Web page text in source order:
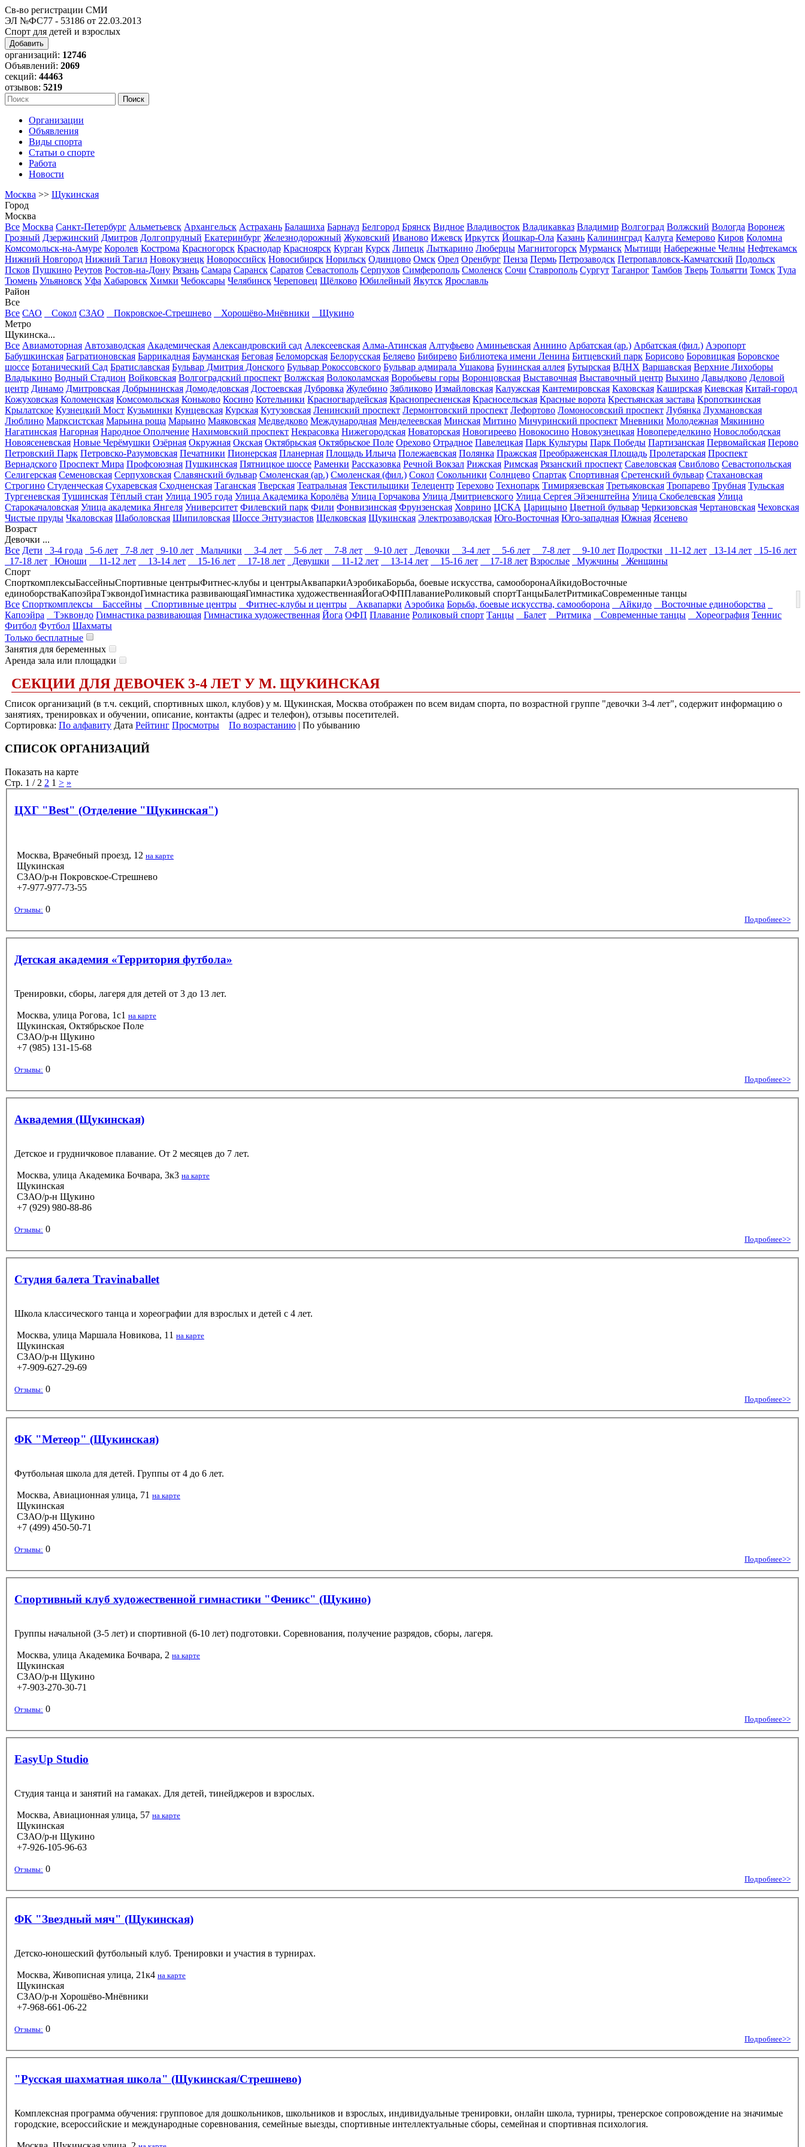
Св-во регистрации СМИ
ЭЛ №ФС77 - 53186 от 22.03.2013
Спорт для детей и взрослых
Добавить
организаций: 12746
Объявлений: 2069
секций: 44463
отзывов: 5219
Организации
Объявления
Виды спорта
Статьи о спорте
Работа
Новости
Москва >> Щукинская
Город
Москва
Все Москва Санкт-Петербург Альметьевск Архангельск Астрахань Балашиха Барнаул Белгород Брянск Видное Владивосток Владикавказ Владимир Волгоград Волжский Вологда Воронеж
Грозный Дзержинский Дмитров Долгопрудный Екатеринбург Железнодорожный Жуковский Иваново Ижевск Иркутск Йошкар-Ола Казань Калининград Калуга Кемерово Киров Коломна
Комсомольск-на-Амуре Королев Кострома Красногорск Краснодар Красноярск Курган Курск Липецк Лыткарино Люберцы Магнитогорск Мурманск Мытищи Набережные Челны Нефтекамск
Нижний Новгород Нижний Тагил Новокузнецк Новороссийск Новосибирск Норильск Одинцово Омск Орел Оренбург Пенза Пермь Петрозаводск Петропавловск-Камчатский Подольск
Псков Пушкино Реутов Ростов-на-Дону Рязань Самара Саранск Саратов Севастополь Серпухов Симферополь Смоленск Сочи Ставрополь Сургут Таганрог Тамбов Тверь Тольятти Томск Тула
Тюмень Ульяновск Уфа Хабаровск Химки Чебоксары Челябинск Череповец Щёлково Юбилейный Якутск Ярославль
Район
Все
Все САО Сокол СЗАО Покровское-Стрешнево Хорошёво-Мнёвники
Щукино
Метро
Щукинска...
Все Авиамоторная Автозаводская Академическая Александровский сад Алексеевская Алма-Атинская Алтуфьево Аминьевская Аннино Арбатская (ар.) Арбатская (фил.) Аэропорт
Бабушкинская Багратионовская Баррикадная Бауманская Беговая Беломорская Белорусская Беляево Бибирево Библиотека имени Ленина Битцевский парк Борисово Боровицкая Боровское
шоссе Ботанический Сад Братиславская Бульвар Дмитрия Донского Бульвар Рокоссовского Бульвар адмирала Ушакова Бунинская аллея Бутырская ВДНХ Варшавская Верхние Лихоборы
Владыкино Водный Стадион Войковская Волгоградский проспект Волжская Волоколамская Воробьевы горы Воронцовская Выставочная Выставочный центр Выхино Давыдково Деловой
центр Динамо Дмитровская Добрынинская Домодедовская Достоевская Дубровка Жулебино Зябликово Измайловская Калужская Кантемировская Каховская Каширская Киевская Китай-город
Кожуховская Коломенская Комсомольская Коньково Косино Котельники Красногвардейская Краснопресненская Красносельская Красные ворота Крестьянская застава Кропоткинская
Крылатское Кузнецкий Мост Кузьминки Кунцевская Курская Кутузовская Ленинский проспект Лермонтовский проспект Лефортово Ломоносовский проспект Лубянка Лухмановская
Люблино Марксистская Марьина роща Марьино Маяковская Медведково Международная Менделеевская Минская Митино Мичуринский проспект Мневники Молодежная Мякинино
Нагатинская Нагорная Народное Ополчение Нахимовский проспект Некрасовка Нижегородская Новаторская Новогиреево Новокосино Новокузнецкая Новопеределкино Новослободская
Новоясеневская Новые Черёмушки Озёрная Окружная Окская Октябрьская Октябрьское Поле Орехово Отрадное Павелецкая Парк Культуры Парк Победы Партизанская Первомайская Перово
Петровский Парк Петровско-Разумовская Печатники Пионерская Планерная Площадь Ильича Полежаевская Полянка Пражская Преображенская Площадь Пролетарская Проспект
Вернадского Проспект Мира Профсоюзная Пушкинская Пятницкое шоссе Раменки Рассказовка Речной Вокзал Рижская Римская Рязанский проспект Савеловская Свиблово Севастопольская
Селигерская Семеновская Серпуховская Славянский бульвар Смоленская (ар.) Смоленская (фил.) Сокол Сокольники Солнцево Спартак Спортивная Сретенский бульвар Стахановская
Строгино Студенческая Сухаревская Сходненская Таганская Тверская Театральная Текстильщики Телецентр Терехово Технопарк Тимирязевская Третьяковская Тропарево Трубная Тульская
Тургеневская Тушинская Тёплый стан Улица 1905 года Улица Академика Королёва Улица Горчакова Улица Дмитриевского Улица Сергея Эйзенштейна Улица Скобелевская Улица
Старокачаловская Улица академика Янгеля Университет Филевский парк Фили Фонвизинская Фрунзенская Ховрино ЦСКА Царицыно Цветной бульвар Черкизовская Чертановская Чеховская
Чистые пруды Чкаловская Шаболовская Шипиловская Шоссе Энтузиастов Щелковская Щукинская Электрозаводская Юго-Восточная Юго-западная Южная Ясенево
Возраст
Девочки ...
Все Дети 3-4 года 5-6 лет 7-8 лет 9-10 лет Мальчики 3-4 лет 5-6 лет 7-8 лет 9-10 лет Девочки 3-4 лет 5-6 лет 7-8 лет 9-10 лет Подростки 11-12 лет 13-14 лет
15-16 лет
17-18 лет
Юноши 11-12 лет 13-14 лет 15-16 лет 17-18 лет Девушки 11-12 лет 13-14 лет 15-16 лет 17-18 лет Взрослые Мужчины
Женщины
Спорт
СпорткомплексыБассейныСпортивные центрыФитнес-клубы и центрыАквапаркиАэробикаБорьба, боевые искусства, самооборонаАйкидоВосточные
единоборстваКапоэйраТэквондоГимнастика развивающаяГимнастика художественнаяЙогаОФППлаваниеРоликовый спортТанцыБалетРитмикаСовременные танцы
Все Спорткомплексы Бассейны Спортивные центры Фитнес-клубы и центры Аквапарки Аэробика Борьба, боевые искусства, самооборона Айкидо
Восточные единоборства
Капоэйра
Тэквондо Гимнастика развивающая Гимнастика художественная Йога ОФП Плавание Роликовый спорт Танцы Балет Ритмика Современные танцы Хореография Теннис
Фитбол Футбол Шахматы
Только бесплатные
Занятия для беременных
Аренда зала или площадки
СЕКЦИИ ДЛЯ ДЕВОЧЕК 3-4 ЛЕТ У М. ЩУКИНСКАЯ
Список организаций (в т.ч. секций, спортивных школ, клубов) у м. Щукинская, Москва отображен по всем видам спорта, по возрастной группе "девочки 3-4 лет", содержит информацию о
занятиях, тренировках и обучении, описание, контакты (адрес и телефон), отзывы посетителей.
Сортировка: По алфавиту Дата Рейтинг Просмотры По возрастанию | По убыванию
СПИСОК ОРГАНИЗАЦИЙ
Показать на карте
Стр. 1 / 2 2 1 > »
ЦХГ "Best" (Отделение "Щукинская")
Москва, Врачебный проезд, 12 на карте
Щукинская
СЗАО/р-н Покровское-Стрешнево
+7-977-977-73-55
Отзывы: 0
Подробнее>>
Детская академия «Территория футбола»
Тренировки, сборы, лагеря для детей от 3 до 13 лет.
Москва, улица Рогова, 1с1 на карте
Щукинская, Октябрьское Поле
СЗАО/р-н Щукино
+7 (985) 131-15-68
Отзывы: 0
Подробнее>>
Аквадемия (Щукинская)
Детское и грудничковое плавание. От 2 месяцев до 7 лет.
Москва, улица Академика Бочвара, 3к3 на карте
Щукинская
СЗАО/р-н Щукино
+7 (929) 980-88-86
Отзывы: 0
Подробнее>>
Студия балета Travinaballet
Школа классического танца и хореографии для взрослых и детей с 4 лет.
Москва, улица Маршала Новикова, 11 на карте
Щукинская
СЗАО/р-н Щукино
+7-909-627-29-69
Отзывы: 0
Подробнее>>
ФК "Метеор" (Щукинская)
Футбольная школа для детей. Группы от 4 до 6 лет.
Москва, Авиационная улица, 71 на карте
Щукинская
СЗАО/р-н Щукино
+7 (499) 450-50-71
Отзывы: 0
Подробнее>>
Спортивный клуб художественной гимнастики "Феникс" (Щукино)
Группы начальной (3-5 лет) и спортивной (6-10 лет) подготовки. Соревнования, получение разрядов, сборы, лагеря.
Москва, улица Академика Бочвара, 2 на карте
Щукинская
СЗАО/р-н Щукино
+7-903-270-30-71
Отзывы: 0
Подробнее>>
EasyUp Studio
Студия танца и занятий на гамаках. Для детей, тинейджеров и взрослых.
Москва, Авиационная улица, 57 на карте
Щукинская
СЗАО/р-н Щукино
+7-926-105-96-63
Отзывы: 0
Подробнее>>
ФК "Звездный мяч" (Щукинская)
Детско-юношеский футбольный клуб. Тренировки и участия в турнирах.
Москва, Живописная улица, 21к4 на карте
Щукинская
СЗАО/р-н Хорошёво-Мнёвники
+7-968-661-06-22
Отзывы: 0
Подробнее>>
"Русская шахматная школа" (Щукинская/Стрешнево)
Комплексная программа обучения: групповое для дошкольников, школьников и взрослых, индивидуальные тренировки, онлайн школа, турниры, тренерское сопровождение на значимые
городские, всероссийские и международные соревнования, семейные выезды, спортивные интеллектуальные сборы, семейная и спортивная психология.